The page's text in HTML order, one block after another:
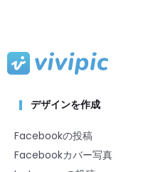
デザインを作成
Facebookの投稿
Facebookカバー写真